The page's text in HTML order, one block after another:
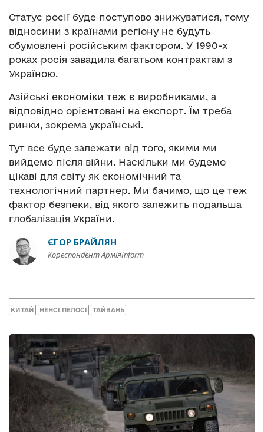
Статус росії буде поступово знижуватися, тому
відносини з країнами регіону не будуть
обумовлені російським фактором. У 1990-х
роках росія завадила багатьом контрактам з
Україною.
Азійські економіки теж є виробниками, а
відповідно орієнтовані на експорт. Їм треба
ринки, зокрема українські.
Тут все буде залежати від того, якими ми
вийдемо після війни. Наскільки ми будемо
цікаві для світу як економічний та
технологічний партнер. Ми бачимо, що це теж
фактор безпеки, від якого залежить подальша
глобалізація України.
ЄГОР БРАЙЛЯН
Кореспондент АрміяInform
КИТАЙ НЕНСІ ПЕЛОСІ ТАЙВАНЬ